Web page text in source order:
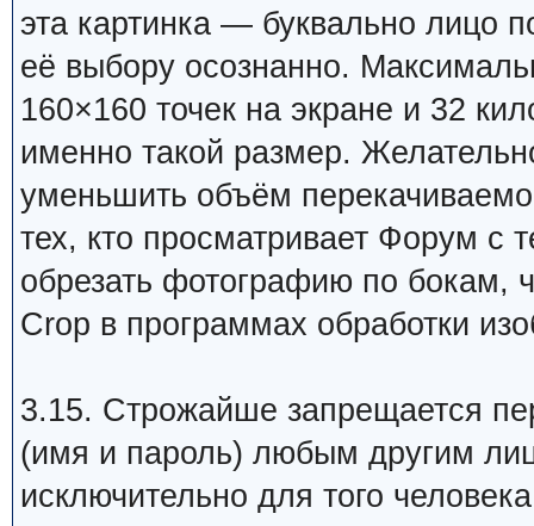
эта картинка — буквально лицо
её выбору осознанно.
160×160 точек на экране и 32
именно такой размер.
уменьшить объём
тех, кто просматривает Форум с
обрезать фотографию по бокам,
Crop в программах обработки
3.15. Строжайше запрещается
(имя и пароль) любым другим
исключительно для того